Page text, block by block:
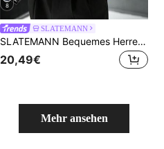
8
SLATEMANN
SLATEMANN Bequemes Herrenhemd in Unifarbe mit kurzen Ärmeln, minimalistischer großer Kragen mit 2 Knöpfen, geeignet für formelle oder lässige Anlässe, Urlaub, Essen und Treffen, einfaches Büro, lässige Hauskleidung, vielseitiger Stil, perfekt zum Selbsttragen
20,49€
Mehr ansehen